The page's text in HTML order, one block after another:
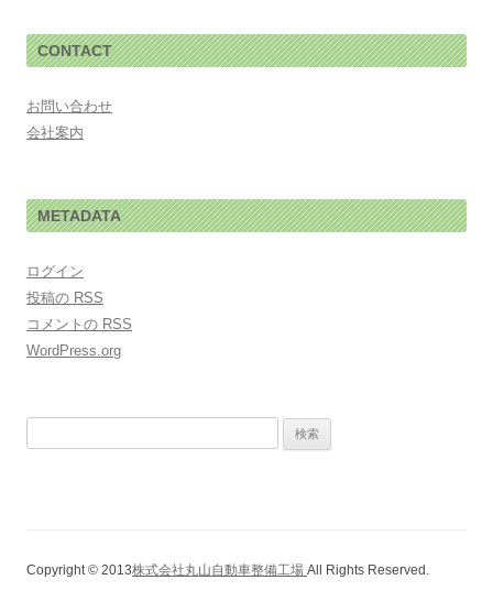
CONTACT
お問い合わせ
会社案内
METADATA
ログイン
投稿の RSS
コメントの RSS
WordPress.org
Copyright © 2013株式会社丸山自動車整備工場 All Rights Reserved.